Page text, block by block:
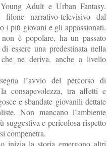
Adult e Urban Fantasy.
narrativo-televisivo dal
i più giovani e gli appassionati.
è popolare, ha un passato
essere una predestinata nella
ne deriva, anche a livello
l’avvio del percorso di
consapevolezza, tra affetti e
e sbandate giovanili dettate
Non mancano l’ambiente
suggestiva e pericolosa rispetto
compenetra.
inizia la storia emergono altri